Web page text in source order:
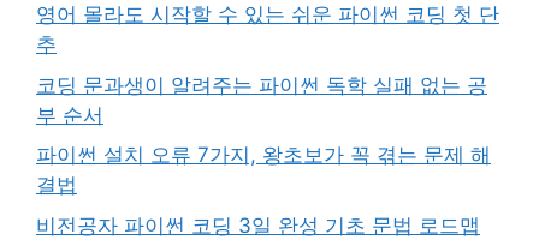
영어 몰라도 시작할 수 있는 쉬운 파이썬 코딩 첫 단
추
코딩 문과생이 알려주는 파이썬 독학 실패 없는 공
부 순서
파이썬 설치 오류 7가지, 왕초보가 꼭 겪는 문제 해
결법
비전공자 파이썬 코딩 3일 완성 기초 문법 로드맵